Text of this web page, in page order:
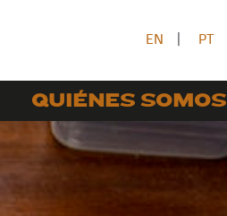
EN PT
QUIÉNES SOMOS